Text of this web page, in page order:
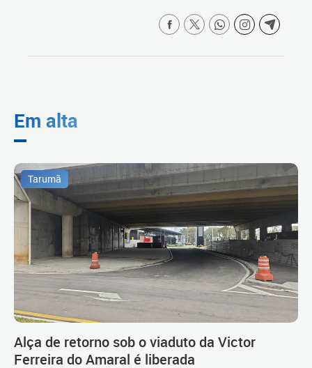
Em alta
Tarumã
Alça de retorno sob o viaduto da Victor
Ferreira do Amaral é liberada